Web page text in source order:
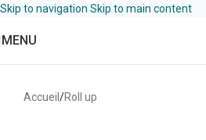
Skip to navigation Skip to main content
MENU
Accueil /Roll up